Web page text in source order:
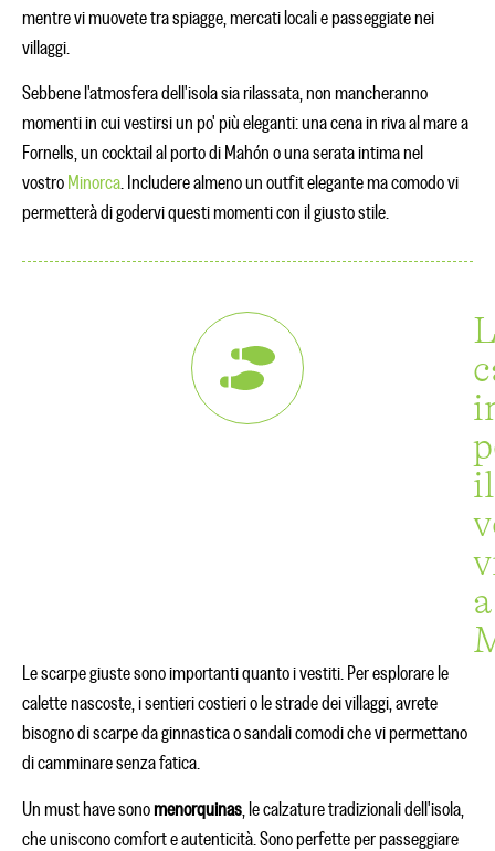
mentre vi muovete tra spiagge, mercati locali e passeggiate nei
villaggi.
Sebbene l'atmosfera dell'isola sia rilassata, non mancheranno
momenti in cui vestirsi un po' più eleganti: una cena in riva al mare a
Fornells, un cocktail al porto di Mahón o una serata intima nel
vostro Minorca. Includere almeno un outfit elegante ma comodo vi
permetterà di godervi questi momenti con il giusto stile.
il
a
Le scarpe giuste sono importanti quanto i vestiti. Per esplorare le
calette nascoste, i sentieri costieri o le strade dei villaggi, avrete
bisogno di scarpe da ginnastica o sandali comodi che vi permettano
di camminare senza fatica.
Un must have sonomenorquinas, le calzature tradizionali dell'isola,
che uniscono comfort e autenticità. Sono perfette per passeggiare